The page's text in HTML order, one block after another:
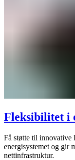
Fleksibilitet i
Få støtte til innovative
energisystemet og gir
nettinfrastruktur.